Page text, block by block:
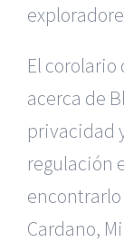
El
acerca de
privacidad
regulación
Cardano,